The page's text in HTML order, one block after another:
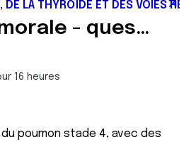
LA THYROÏDE ET DES VOIES
Stabilité tumorale - question au Dr Marceau
16 heures
du poumon stade 4, avec des